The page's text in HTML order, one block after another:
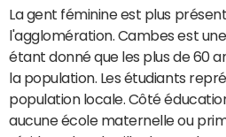
La gent féminine est plus
l'agglomération. Cambes est
étant donné que les plus de 60
la population. Les étudiants
population locale. Côté
aucune école maternelle ou